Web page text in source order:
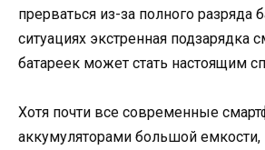
прерваться из-за полного разряда
ситуациях экстренная подзарядка
батареек может стать настоящим
Хотя почти все современные
аккумуляторами большой емкости,